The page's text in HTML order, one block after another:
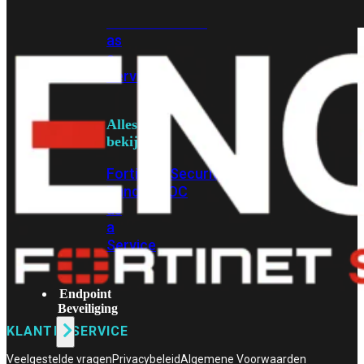
as
a
Service
Alles
bekijken
FortiCare Security
Bundels
SOC
as
a
Service
Endpoint
Beveiliging
KLANTENSERVICE
Veelgestelde vragenPrivacybeleidAlgemene Voorwaarden